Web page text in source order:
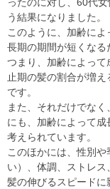
う結果になりました。
このように、加齢に
長期の期間が短くなる
つまり、加齢によっ
止期の髪の割合が増
です。
また、それだけでな
にも、加齢によって
考えられています。
このほかには、性別
い）、体調、ストレ
髪の伸びるスピードに